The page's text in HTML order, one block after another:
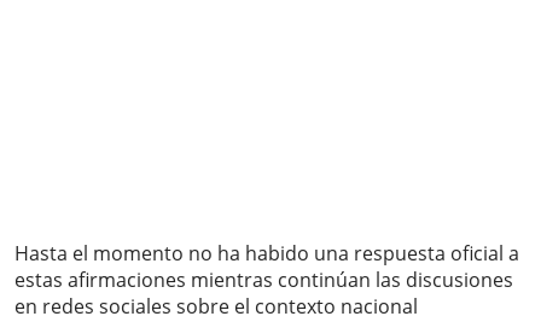
Hasta el momento no ha habido una respuesta oficial a
estas afirmaciones mientras continúan las discusiones
en redes sociales sobre el contexto nacional